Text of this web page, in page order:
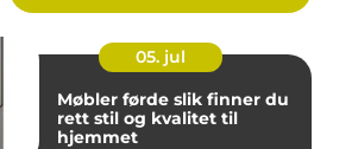
05. jul
Møbler førde slik finner du
rett stil og kvalitet til
hjemmet